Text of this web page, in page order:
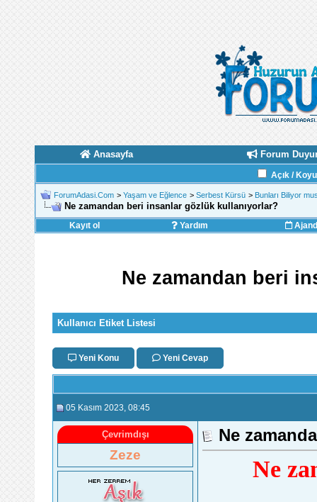
Anasayfa Forum
Açık /
ForumAdasi.Com > Yaşam ve Eğlence > Serbest Kürsü > Bunları Biliyor
Ne zamandan beri insanlar gözlük kullanıyorlar?
Kayıt ol Yardım
Ne zamandan beri
Kullanıcı Etiket Listesi
Yeni Konu Yeni Cevap
05 Kasım 2023 , 08:45
Çevrimdışı
Zeze
Ne
Ne